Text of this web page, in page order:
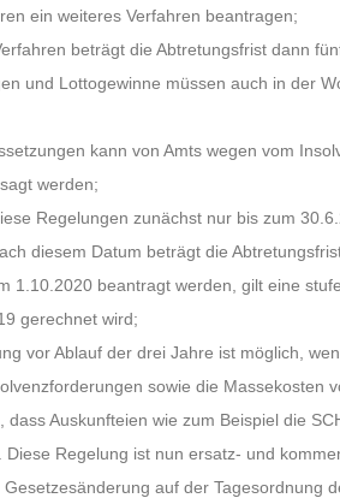
ein weiteres Verfahren beantragen;
beträgt die Abtretungsfrist dann
und Lottogewinne müssen auch in der
kann von Amts wegen vom
werden;
Regelungen zunächst nur bis zum
diesem Datum beträgt die
1.10.2020 beantragt werden, gilt eine
gerechnet wird;
vor Ablauf der drei Jahre ist möglich,
sowie die Massekosten
dass Auskunfteien wie zum Beispiel die
Regelung ist nun ersatz- und
auf der Tagesordnung